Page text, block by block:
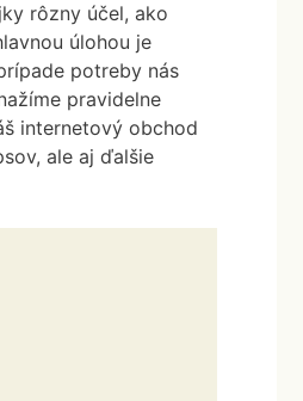
rôzny účel, ako
úlohou je
potreby nás
pravidelne
internetový obchod
ale aj ďalšie